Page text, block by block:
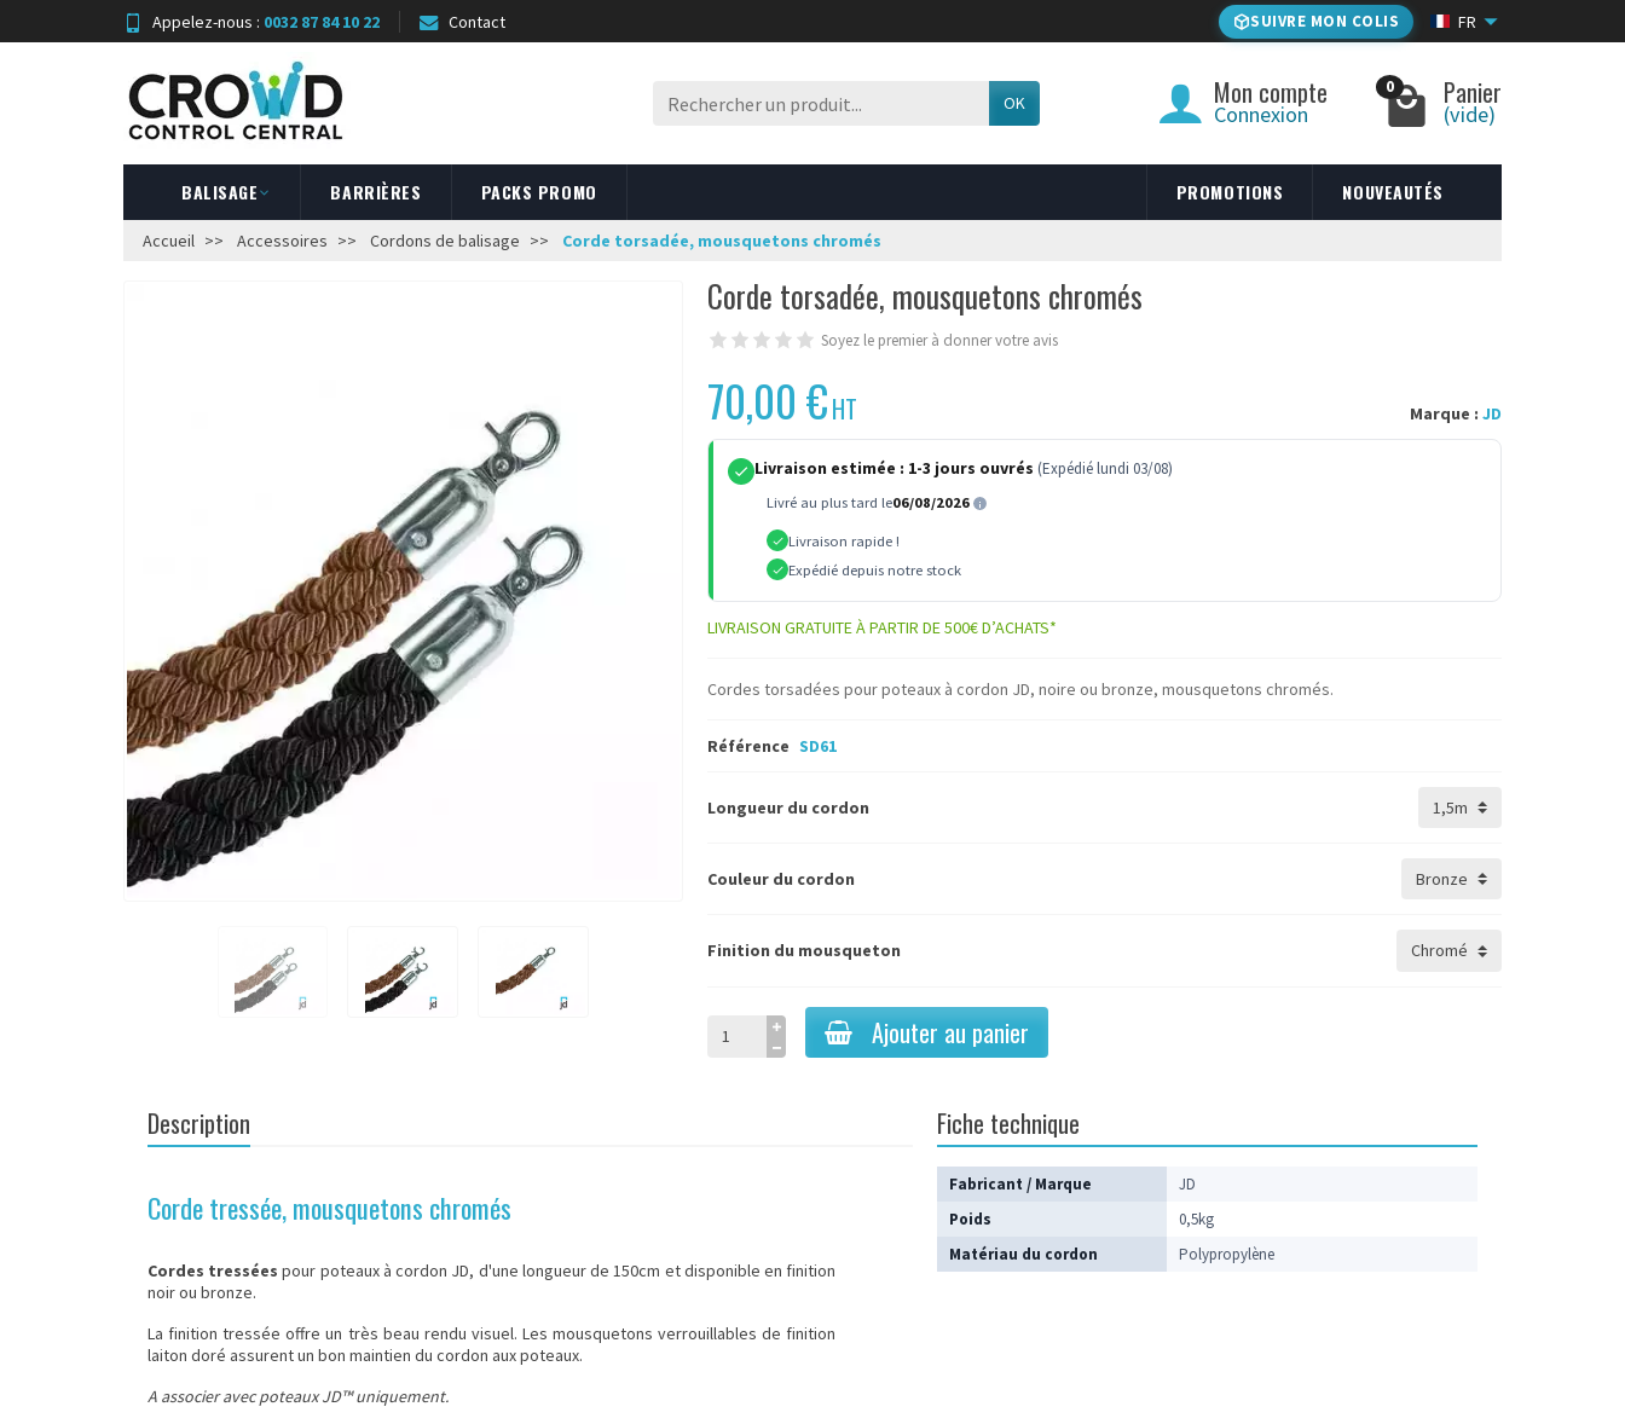
Appelez-nous : 0032 87 84 10 22 Contact SUIVRE MON COLIS FR
OK Mon compte
Connexion
0 Panier
(vide)
BALISAGE BARRIÈRES PACKS PROMO PROMOTIONS NOUVEAUTÉS
Accueil Accessoires Cordons de balisage Corde torsadée, mousquetons chromés
Corde torsadée, mousquetons chromés
Soyez le premier à donner votre avis
Marque : JD
70,00 €HT
Livraison estimée : 1-3 jours ouvrés (Expédié lundi 03/08)
Livré au plus tard le06/08/2026
Livraison rapide !
Expédié depuis notre stock
LIVRAISON GRATUITE À PARTIR DE 500€ D’ACHATS*
Cordes torsadées pour poteaux à cordon JD, noire ou bronze, mousquetons chromés.
Référence SD61
Longueur du cordon
Couleur du cordon
Finition du mousqueton
Ajouter au panier
Description
Corde tressée, mousquetons chromés
Cordes tressées pour poteaux à cordon JD, d'une longueur de 150cm et disponible en finition
noir ou bronze.
La finition tressée offre un très beau rendu visuel. Les mousquetons verrouillables de finition
laiton doré assurent un bon maintien du cordon aux poteaux.
A associer avec poteaux JD™ uniquement.
Fiche technique
Fabricant / Marque
JD
Poids
0,5kg
Matériau du cordon
Polypropylène